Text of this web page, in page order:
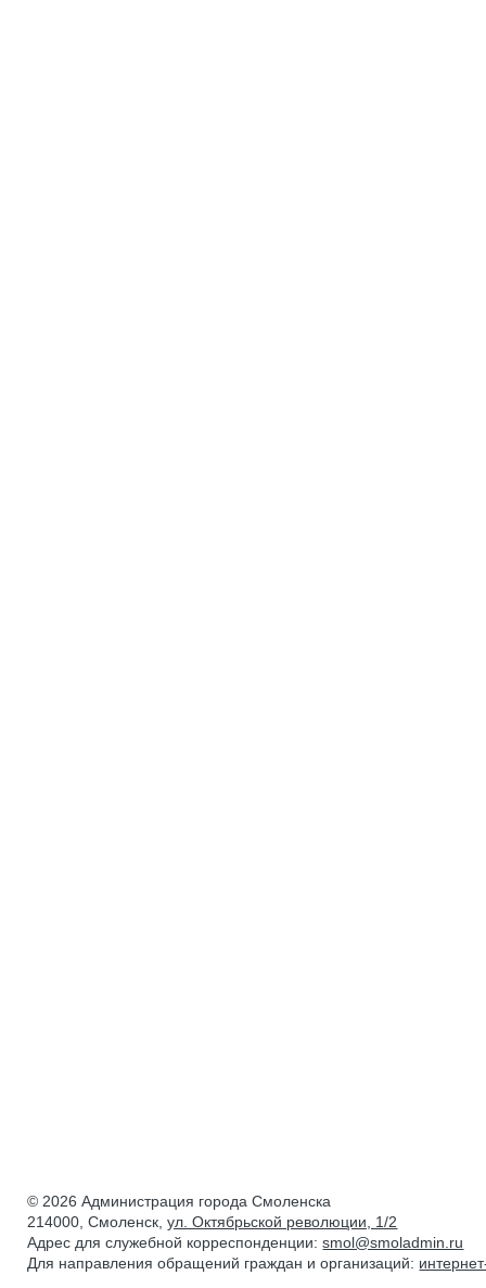
© 2026 Администрация города Смоленска
214000, Смоленск,ул. Октябрьской революции, 1/2
Адрес для служебной корреспонденции:smol@smoladmin.ru
Для направления обращений граждан и организаций: